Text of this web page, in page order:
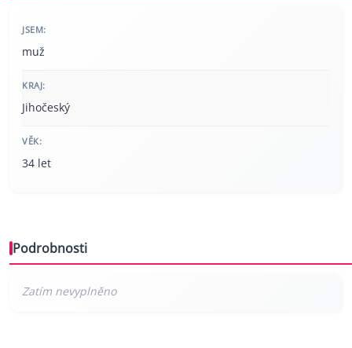
JSEM:
muž
KRAJ:
Jihočeský
VĚK:
34 let
Podrobnosti